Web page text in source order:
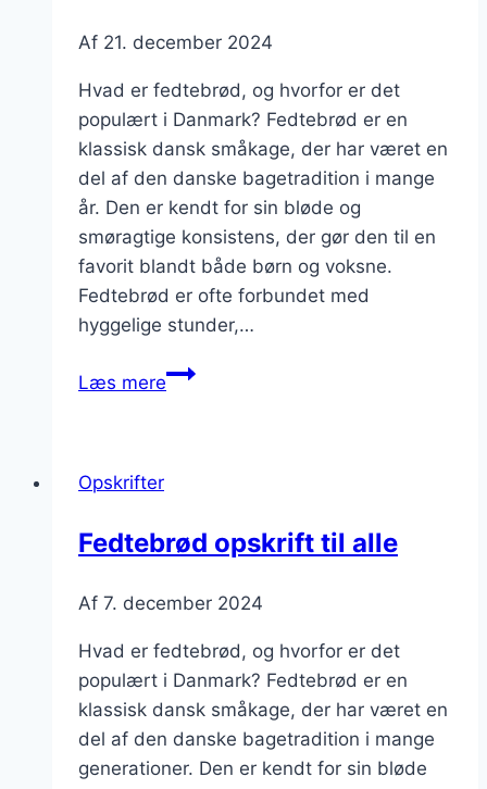
Af 21. december 2024
Hvad er fedtebrød, og hvorfor er det
populært i Danmark? Fedtebrød er en
klassisk dansk småkage, der har været en
del af den danske bagetradition i mange
år. Den er kendt for sin bløde og
smøragtige konsistens, der gør den til en
favorit blandt både børn og voksne.
Fedtebrød er ofte forbundet med
hyggelige stunder,…
Læs mereFedtebrød
Opskrifter
Fedtebrød opskrift til alle
Af 7. december 2024
Hvad er fedtebrød, og hvorfor er det
populært i Danmark? Fedtebrød er en
klassisk dansk småkage, der har været en
del af den danske bagetradition i mange
generationer. Den er kendt for sin bløde